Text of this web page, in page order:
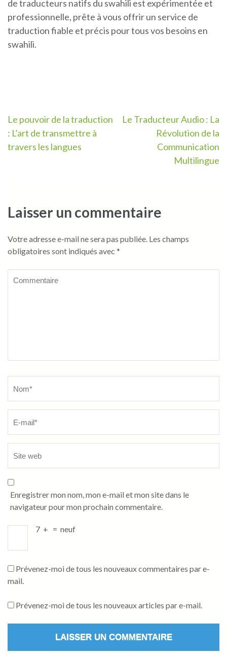
de traducteurs natifs du swahili est expérimentée et
professionnelle, prête à vous offrir un service de
traduction fiable et précis pour tous vos besoins en
swahili.
Navigation
de
Le pouvoir de la traduction
: L’art de transmettre à
travers les langues
Le Traducteur Audio : La
Révolution de la
Communication
Multilingue
Laisser un commentaire
Votre adresse e-mail ne sera pas publiée. Les champs
obligatoires sont indiqués avec *
Enregistrer mon nom, mon e-mail et mon site dans le
navigateur pour mon prochain commentaire.
7 + = neuf
Prévenez-moi de tous les nouveaux commentaires par e-
mail.
Prévenez-moi de tous les nouveaux articles par e-mail.